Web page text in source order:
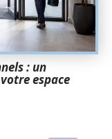
: un
espace